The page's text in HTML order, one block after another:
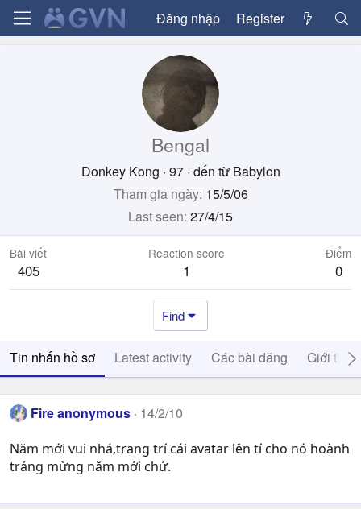
Đăng nhập Register
Bengal
Donkey Kong · 97 · đến từ Babylon
Tham gia ngày 15/5/06
Last seen 27/4/15
Bài viết
405
Reaction score
1
Điểm
0
Find
Tin nhắn hồ sơ Latest activity Các bài đăng Giới thiệu
Fire anonymous 14/2/10
Năm mới vui nhá,trang trí cái avatar lên tí cho nó hoành
tráng mừng năm mới chứ.